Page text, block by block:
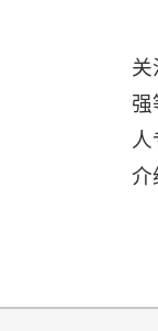
介